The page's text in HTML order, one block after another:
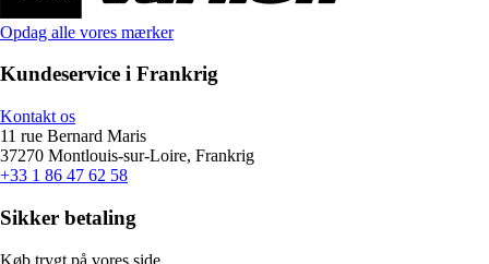
Opdag alle vores mærker
Kundeservice i Frankrig
Kontakt os
11 rue Bernard Maris
37270 Montlouis-sur-Loire, Frankrig
+33 1 86 47 62 58
Sikker betaling
Køb trygt på vores side